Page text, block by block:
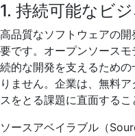
1. 持続可能なビ
高品質なソフトウェアの
要です。オープンソース
続的な開発を支えるため
りません。企業は、無料
スをとる課題に直面するこ
ソースアベイラブル（